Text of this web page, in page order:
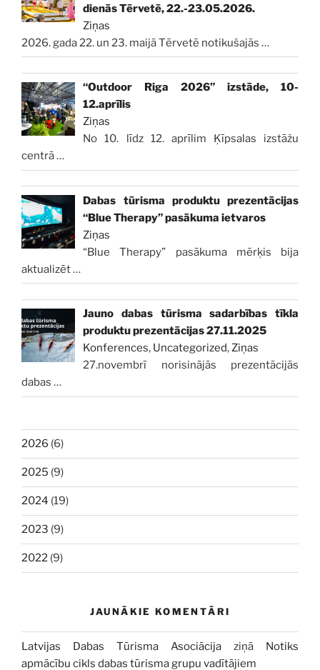
dienās Tērvetē, 22.-23.05.2026.
Ziņas
2026. gada 22. un 23. maijā Tērvetē notikušajās …
“Outdoor Riga 2026” izstāde, 10-
12.aprīlis
Ziņas
No 10. līdz 12. aprīlim Ķīpsalas izstāžu
centrā…
Dabas tūrisma produktu prezentācijas
“Blue Therapy” pasākuma ietvaros
Ziņas
“Blue Therapy” pasākuma mērķis bija
aktualizēt…
Jauno dabas tūrisma sadarbības tīkla
produktu prezentācijas 27.11.2025
Konferences, Uncategorized,Ziņas
27.novembrī norisinājās prezentācijās
dabas …
2026 (6)
2025 (9)
2024 (19)
2023 (9)
2022 (9)
JAUNĀKIE KOMENTĀRI
Latvijas Dabas Tūrisma Asociācija ziņā Notiks
apmācību cikls dabas tūrisma grupu vadītājiem